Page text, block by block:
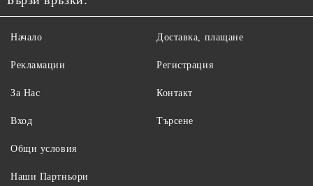
Начало
Рекламации
За Нас
Вход
Доставка, плащане
Регистрация
Контакт
Търсене
Общи условия
Наши Партньори